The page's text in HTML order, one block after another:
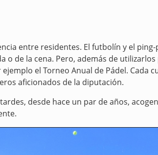
entre residentes. El futbolín y el ping-
de la cena. Pero, además de
el Torneo Anual de Pádel. Cada
aficionados de la diputación.
desde hace un par de años,